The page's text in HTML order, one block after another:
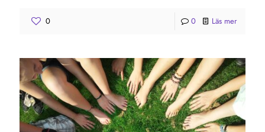
0 0 Läs mer